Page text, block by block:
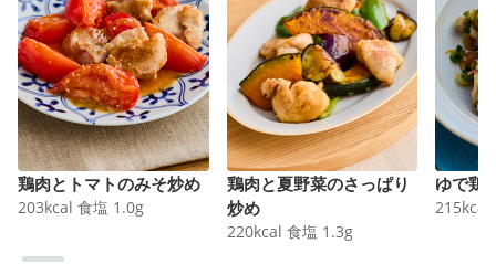
鶏肉とトマトのみそ炒め
203kcal 食塩 1.0g
鶏肉と夏野菜のさっぱり
炒め
220kcal 食塩 1.3g
ゆで鶏
215kcal